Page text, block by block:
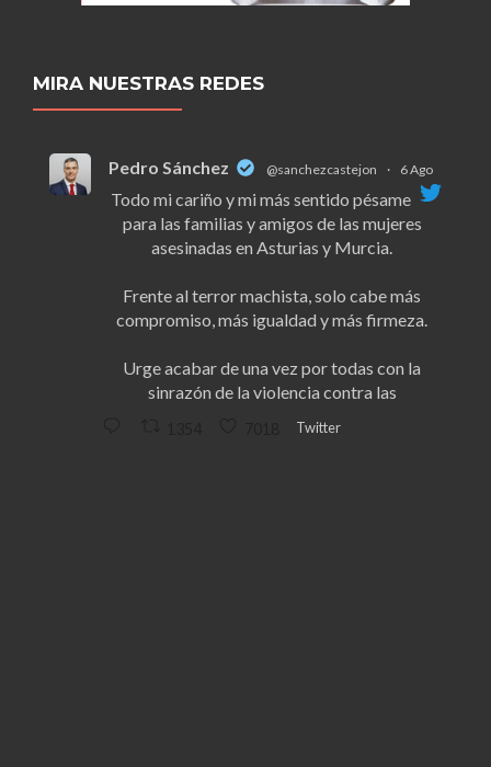
MIRA NUESTRAS REDES
Pedro Sánchez @sanchezcastejon · 6 Ago
Todo mi cariño y mi más sentido pésame
para las familias y amigos de las mujeres
asesinadas en Asturias y Murcia.
Frente al terror machista, solo cabe más
compromiso, más igualdad y más firmeza.
Urge acabar de una vez por todas con la
sinrazón de la violencia contra las
Twitter